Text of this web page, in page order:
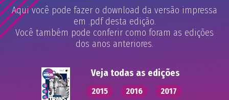
Aqui você pode fazer o download da versão impressa
em .pdf desta edição.
Você também pode conferir como foram as edições
dos anos anteriores.
Veja todas as edições
2015 2016 2017